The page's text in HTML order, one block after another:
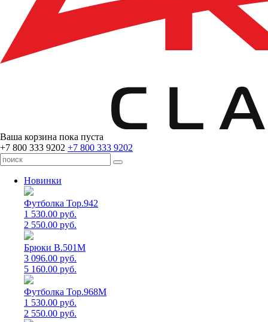
Ваша корзина пока пуста
+7 800 333 9202 +7 800 333 9202
Новинки
Футболка Top.942
1 530.00 руб.
2 550.00 руб.
Брюки B.501M
3 096.00 руб.
5 160.00 руб.
Футболка Top.968M
1 530.00 руб.
2 550.00 руб.